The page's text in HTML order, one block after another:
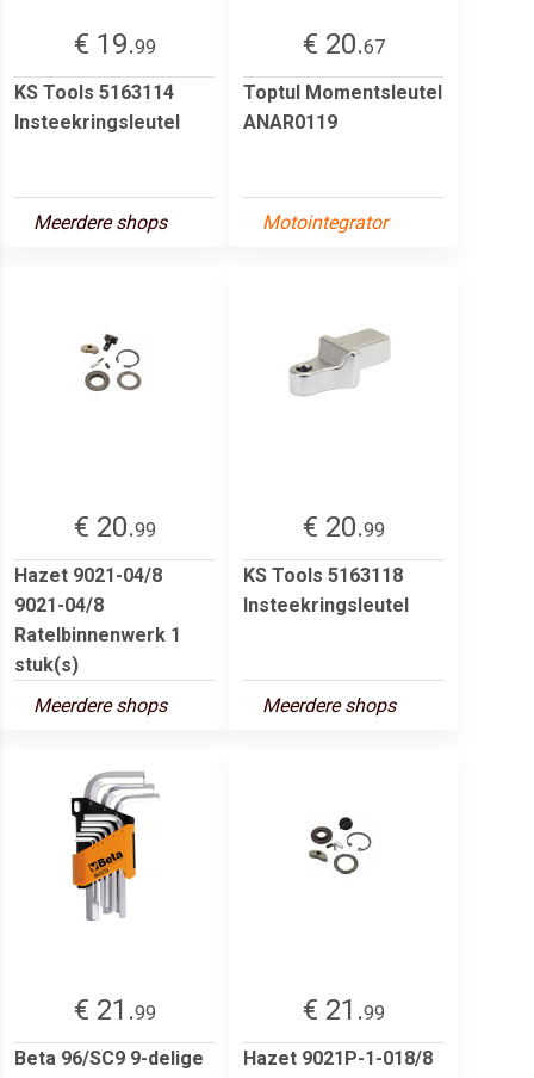
€ 19.99
KS Tools 5163114
Insteekringsleutel
Meerdere shops
€ 20.67
Toptul Momentsleutel
ANAR0119
Motointegrator
€ 20.99
Hazet 9021-04/8
9021-04/8
Ratelbinnenwerk 1
stuk(s)
Meerdere shops
€ 20.99
KS Tools 5163118
Insteekringsleutel
Meerdere shops
€ 21.99
Beta 96/SC9 9-delige
€ 21.99
Hazet 9021P-1-018/8